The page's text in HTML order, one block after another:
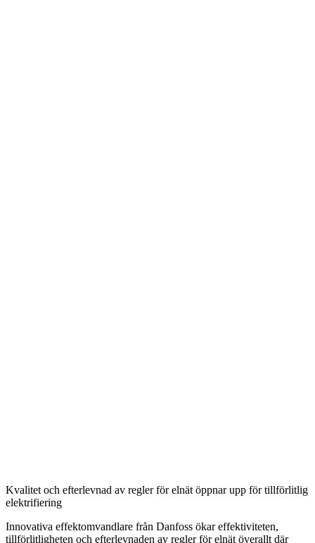
Kvalitet och efterlevnad av regler för elnät öppnar upp för tillförlitlig
elektrifiering
Innovativa effektomvandlare från Danfoss ökar effektiviteten,
tillförlitligheten och efterlevnaden av regler för elnät överallt där